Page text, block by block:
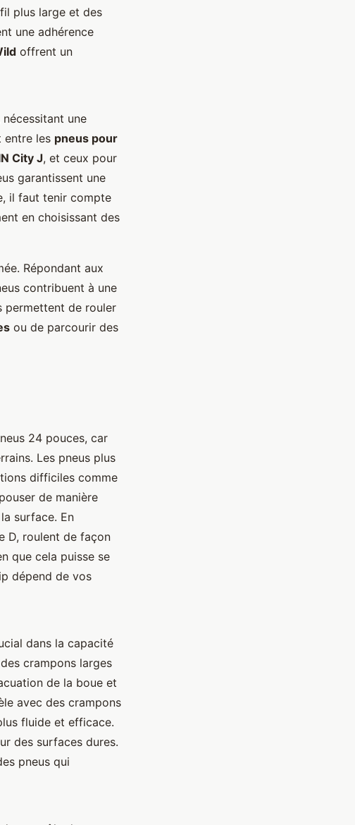
plus large et des
une adhérence
offrent un
une
entre les pneus pour
City J, et ceux pour
garantissent une
il faut tenir compte
en choisissant des
Répondant aux
contribuent à une
permettent de rouler
ou de parcourir des
24 pouces, car
Les pneus plus
difficiles comme
de manière
surface. En
D, roulent de façon
que cela puisse se
dépend de vos
dans la capacité
crampons larges
de la boue et
avec des crampons
fluide et efficace.
des surfaces dures.
pneus qui